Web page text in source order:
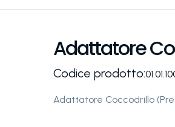
Adattatore
Codice prodotto:
Adattatore Coccodrillo